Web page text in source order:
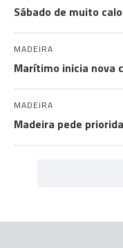
Sábado de muito
MADEIRA
Marítimo inicia nova
MADEIRA
Madeira pede